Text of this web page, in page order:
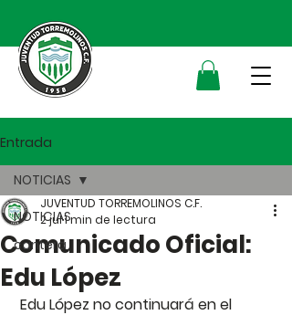
Entrada
NOTICIAS
cantera
NOTICIAS
Comunicado Oficial:
Edu López
JUVENTUD TORREMOLINOS C.F.
2 jul1 min de lectura